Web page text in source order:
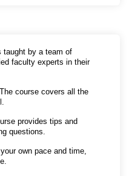
Service Commission- BPSC
TRE 4.0
भर्ती 2024-25 (BPSC TRE
Soon
taught by a team of
faculty experts in their
The course covers all the
provides tips and
questions.
own pace and time,